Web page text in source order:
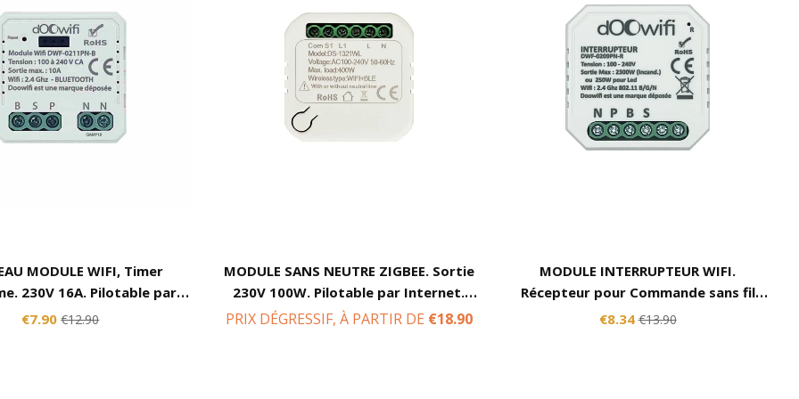
MODULE WIFI, Timer
230V 16A. Pilotable par
avec Alexa, Google, Tuya,
€7.90 €12.90
MODULE SANS NEUTRE ZIGBEE. Sortie
230V 100W. Pilotable par Internet.
Compatible Alexa, Google, Tuya,
PRIX DÉGRESSIF, À PARTIR DE €18.90
MODULE INTERRUPTEUR WIFI.
Récepteur pour Commande sans fil
intégré. Pilotable par Internet.
€8.34 €13.90